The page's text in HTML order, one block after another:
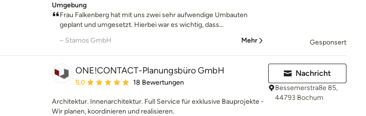
Umgebung
Frau Falkenberg hat mit uns zwei sehr aufwendige Umbauten
geplant und umgesetzt. Hierbei war es wichtig, dass...
– Stamos GmbH
Mehr Gesponsert
ONE!CONTACT-Planungsbüro GmbH
Durchschnittliche Bewertung: 5 von 5 Sternen
5,0 18 Bewertungen
Architektur. Innenarchitektur. Full Service für exklusive Bauprojekte -
Wir planen, koordinieren und realisieren.
Nachricht
Bessemerstraße 85,
44793 Bochum